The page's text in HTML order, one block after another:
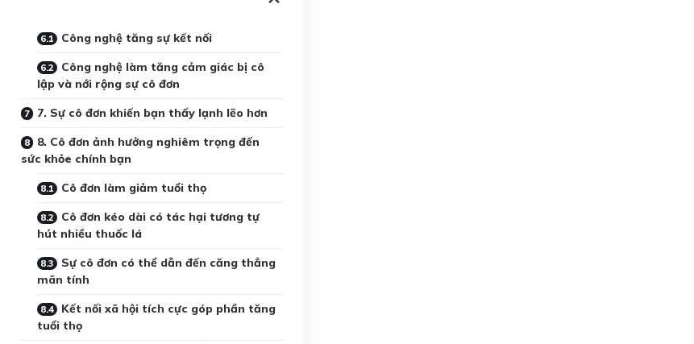
Công nghệ tăng sự kết nối
Công nghệ làm tăng cảm giác bị cô
lập và nới rộng sự cô đơn
7. Sự cô đơn khiến bạn thấy lạnh lẽo hơn
8. Cô đơn ảnh hưởng nghiêm trọng đến
sức khỏe chính bạn
Cô đơn làm giảm tuổi thọ
Cô đơn kéo dài có tác hại tương tự
hút nhiều thuốc lá
Sự cô đơn có thể dẫn đến căng thẳng
mãn tính
Kết nối xã hội tích cực góp phần tăng
tuổi thọ